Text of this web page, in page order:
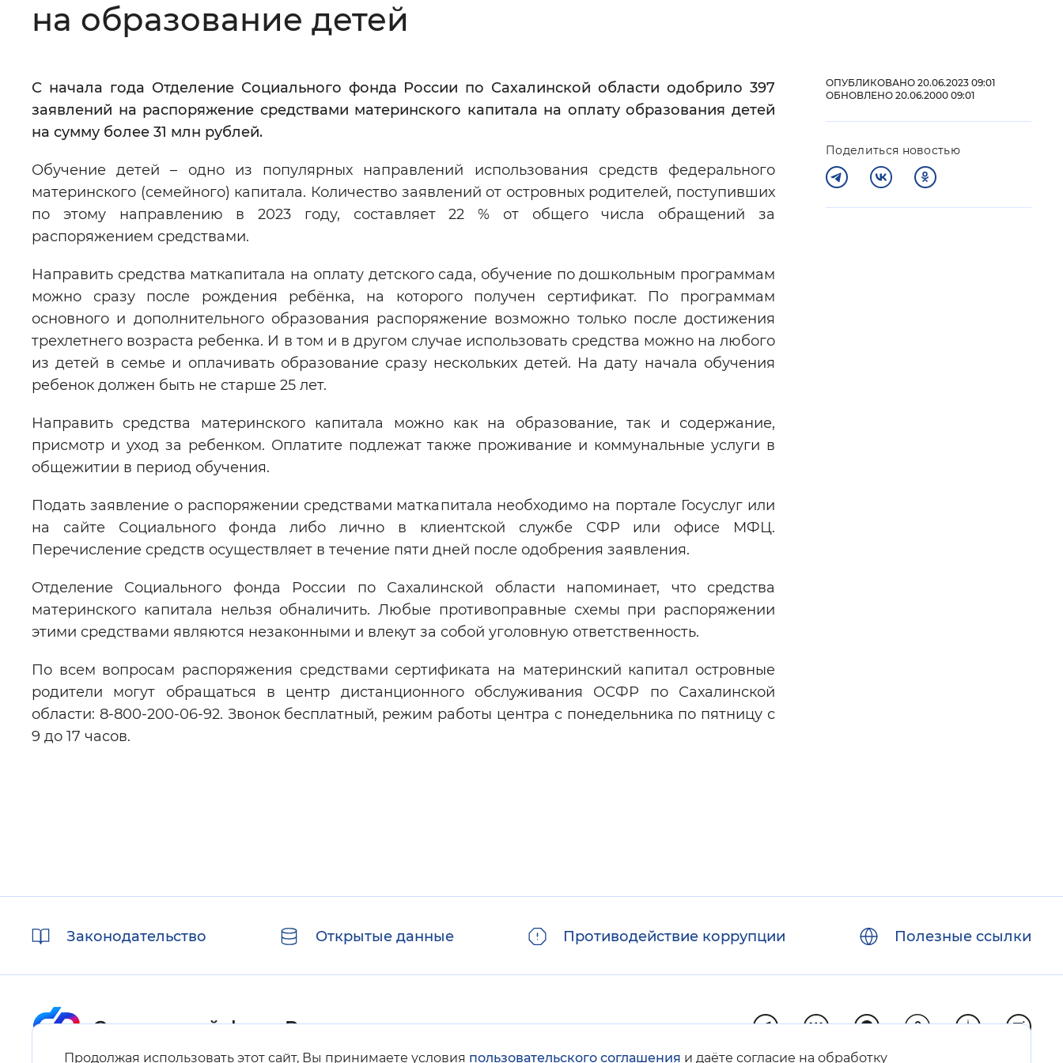
Цвет сайта: Монохромный Инверсивный монохромный
Изображения: Включены Выключены
Вернуть стандартные настройки
на образование детей
С начала года Отделение Социального фонда России по Сахалинской области одобрило 397
заявлений на распоряжение средствами материнского капитала на оплату образования детей
на сумму более 31 млн рублей.
Обучение детей – одно из популярных направлений использования средств федерального
материнского (семейного) капитала. Количество заявлений от островных родителей, поступивших
по этому направлению в 2023 году, составляет 22 % от общего числа обращений за
распоряжением средствами.
Направить средства маткапитала на оплату детского сада, обучение по дошкольным программам
можно сразу после рождения ребёнка, на которого получен сертификат. По программам
основного и дополнительного образования распоряжение возможно только после достижения
трехлетнего возраста ребенка. И в том и в другом случае использовать средства можно на любого
из детей в семье и оплачивать образование сразу нескольких детей. На дату начала обучения
ребенок должен быть не старше 25 лет.
Направить средства материнского капитала можно как на образование, так и содержание,
присмотр и уход за ребенком. Оплатите подлежат также проживание и коммунальные услуги в
общежитии в период обучения.
Подать заявление о распоряжении средствами маткапитала необходимо на портале Госуслуг или
на сайте Социального фонда либо лично в клиентской службе СФР или офисе МФЦ.
Перечисление средств осуществляет в течение пяти дней после одобрения заявления.
Отделение Социального фонда России по Сахалинской области напоминает, что средства
материнского капитала нельзя обналичить. Любые противоправные схемы при распоряжении
этими средствами являются незаконными и влекут за собой уголовную ответственность.
По всем вопросам распоряжения средствами сертификата на материнский капитал островные
родители могут обращаться в центр дистанционного обслуживания ОСФР по Сахалинской
области: 8-800-200-06-92. Звонок бесплатный, режим работы центра с понедельника по пятницу с
9 до 17 часов.
ОПУБЛИКОВАНО 20.06.2023 09:01
ОБНОВЛЕНО 20.06.2000 09:01
Поделиться новостью
Продолжая использовать этот сайт, Вы принимаете условия пользовательского соглашения и даёте согласие на обработку
ссылкиЗаконодательство Открытые данные Противодействие коррупции Полезные ссылки